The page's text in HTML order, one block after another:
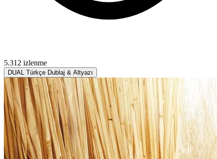
5.312 izlenme
DUAL Türkçe Dublaj & Altyazı